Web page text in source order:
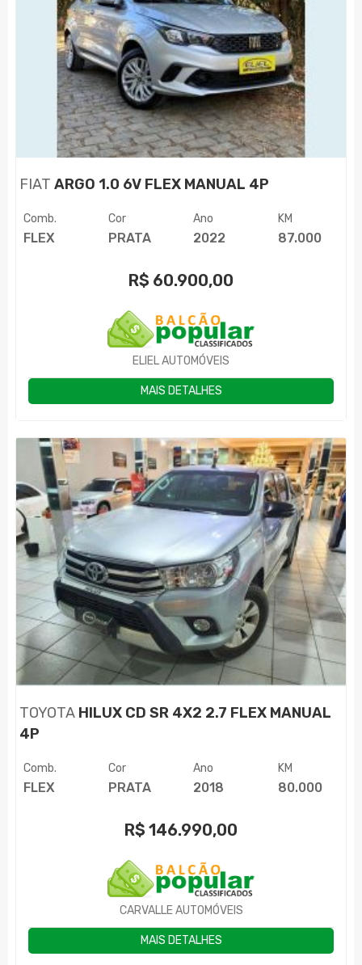
FIAT ARGO 1.0 6V FLEX MANUAL 4P
Comb.
FLEX
Cor
PRATA
Ano
2022
KM
87.000
R$ 60.900,00
ELIEL AUTOMÓVEIS
MAIS DETALHES
TOYOTA HILUX CD SR 4X2 2.7 FLEX MANUAL
4P
Comb.
FLEX
Cor
PRATA
Ano
2018
KM
80.000
R$ 146.990,00
CARVALLE AUTOMÓVEIS
MAIS DETALHES